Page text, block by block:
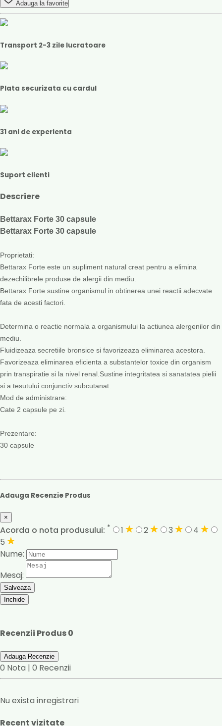
Adauga la favorite
Transport 2-3 zile lucratoare
Plata securizata cu cardul
31 ani de experienta
Suport clienti
Descriere
Bettarax Forte 30 capsule
Bettarax Forte 30 capsule
Proprietati:
Bettarax Forte este un supliment natural creat pentru a elimina
dezechilibrele produse de alergii din mediu.
Bettarax Forte sustine organismul in obtinerea unei reactii adecvate
fata de acesti factori.
Determina o reactie normala a organismului la actiunea alergenilor din
mediu.
Fluidizeaza secretiile bronsice si favorizeaza eliminarea acestora.
Favorizeaza eliminarea eficienta a substantelor toxice din organism
prin transpiratie si la nivel renal.Sustine integritatea si sanatatea pielii
si a tesutului conjunctiv subcutanat.
Mod de administrare:
Cate 2 capsule pe zi.
Prezentare:
30 capsule
Adauga Recenzie Produs
×
Acorda o nota produsului: * 1 2 3
4
5
Nume:
Mesaj:
Salveaza
Inchide
Recenzii Produs0
Adauga Recenzie
0 Nota | 0 Recenzii
Nu exista inregistrari
Recent vizitate